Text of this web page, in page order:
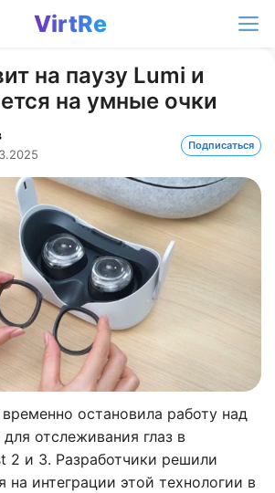
VirtRe
на паузу Lumi и
на умные очки
Подписаться
остановила работу над
отслеживания глаз в
2 и 3. Разработчики решили
на интеграции этой технологии в